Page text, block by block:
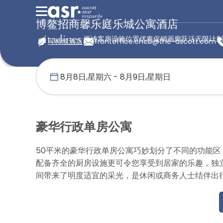
概述客房设施位置优惠促销画廊跃活无限计划
博鳌招商馨乐庭乐城公寓酒店
可持续酒店 frontoffice.chcb@the-ascott.com
首页 馨乐庭服务公寓 中国 博鳌招商馨乐庭乐城公寓酒店
豪华行政单房公寓
50平米的豪华行政单房公寓巧妙划分了不同的功能
配备齐全的厨房设施更可令您享受到居家的乐趣，
间带来了明度适宜的采光，是休闲或商务人士结伴出